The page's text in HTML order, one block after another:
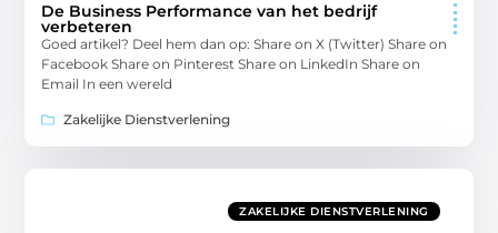
De Business Performance van het bedrijf
verbeteren
Goed artikel? Deel hem dan op: Share on X (Twitter) Share on
Facebook Share on Pinterest Share on LinkedIn Share on
Email In een wereld
Zakelijke Dienstverlening
ZAKELIJKE DIENSTVERLENING